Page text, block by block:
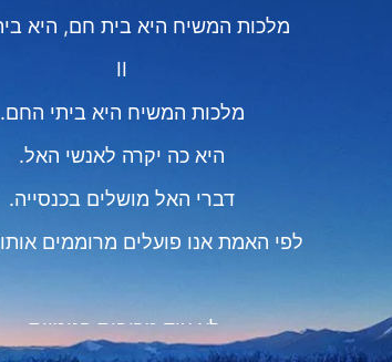
מלכות המשיח היא בית חם, היא
II
מלכות המשיח היא ביתי החם.
היא כה יקרה לאנשי האל.
דברי האל מושלים בכנסייה.
לפי האמת אנו פועלים מרוממים
לא עוד מריבות פנימיות.